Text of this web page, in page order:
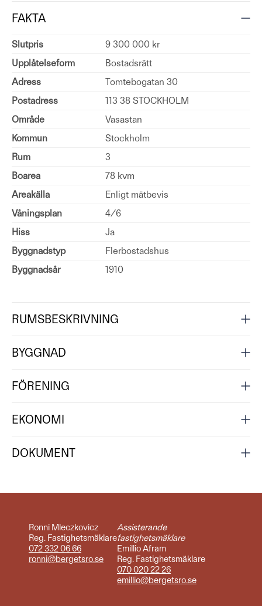
FAKTA
Slutpris
9 300 000 kr
Upplåtelseform
Bostadsrätt
Adress
Tomtebogatan 30
Postadress
113 38 STOCKHOLM
Område
Vasastan
Kommun
Stockholm
Rum
3
Boarea
78 kvm
Areakälla
Enligt mätbevis
Våningsplan
4/6
Hiss
Ja
Byggnadstyp
Flerbostadshus
Byggnadsår
1910
RUMSBESKRIVNING
BYGGNAD
FÖRENING
EKONOMI
DOKUMENT
Ronni Mleczkovicz
Reg. Fastighetsmäklare
072 332 06 66
ronni@bergetsro.se
Assisterande
fastighetsmäklare
Emillio Afram
Reg. Fastighetsmäklare
070 020 22 26
emillio@bergetsro.se